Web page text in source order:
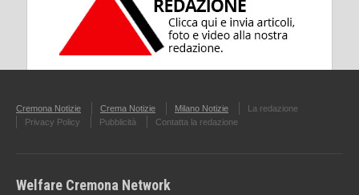
Cremona Notizie Crema Notizie Milano Notizie
La redazione
Privacy Policy
Pubblicità Contatta la redazione
Welfare Cremona Network